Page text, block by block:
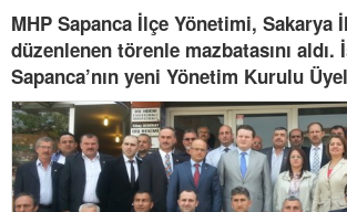
MHP Sapanca İlçe Yönetimi, Sakarya
düzenlenen törenle mazbatasını aldı.
Sapanca’nın yeni Yönetim Kurulu